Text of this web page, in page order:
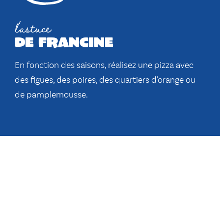
l'astuce
de francine
En fonction des saisons, réalisez une pizza avec
des figues, des poires, des quartiers d'orange ou
de pamplemousse.